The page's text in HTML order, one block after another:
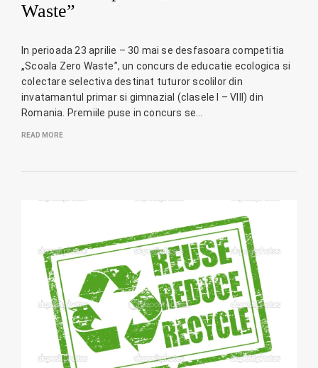
Waste”
In perioada 23 aprilie – 30 mai se desfasoara competitia
„Scoala Zero Waste”, un concurs de educatie ecologica si
colectare selectiva destinat tuturor scolilor din
invatamantul primar si gimnazial (clasele I – VIII) din
Romania. Premiile puse in concurs se…
READ MORE